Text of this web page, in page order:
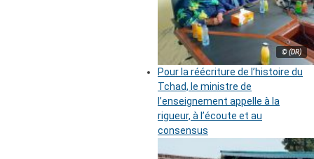
© (DR)
Pour la réécriture de l’histoire du
Tchad, le ministre de
l’enseignement appelle à la
rigueur, à l’écoute et au
consensus